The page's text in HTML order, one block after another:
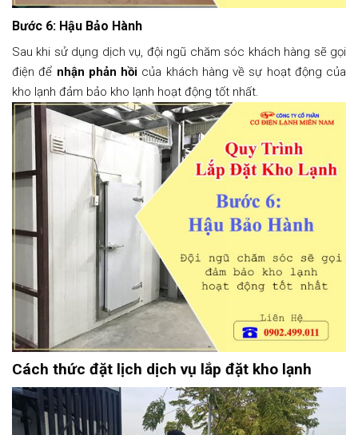
Bước 6: Hậu Bảo Hành
Sau khi sử dụng dịch vụ, đội ngũ chăm sóc khách hàng sẽ gọi
điện để nhận phản hồi của khách hàng về sự hoạt động của
kho lạnh đảm bảo kho lạnh hoạt động tốt nhất.
Cách thức đặt lịch dịch vụ lắp đặt kho lạnh